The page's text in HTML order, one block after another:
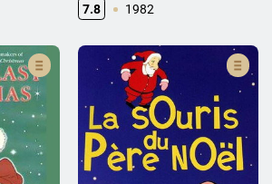
7.8 1982